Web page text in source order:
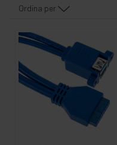
Ordina per